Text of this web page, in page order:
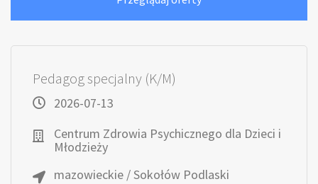
Pedagog specjalny (K/M)
2026-07-13
Centrum Zdrowia Psychicznego dla Dzieci i
Młodzieży
mazowieckie / Sokołów Podlaski